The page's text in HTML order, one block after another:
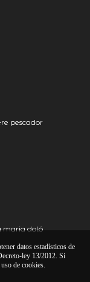
pescador
maria doló
datos estadísticos de
ley 13/2012. Si
de cookies.